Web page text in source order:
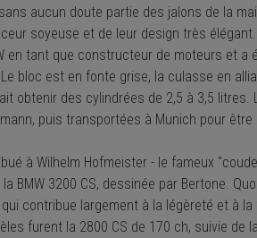
aucun doute partie des jalons de la
soyeuse et de leur design très
en tant que constructeur de moteurs et
bloc est en fonte grise, la culasse en
obtenir des cylindrées de 2,5 à 3,5
puis transportées à Munich pour
à Wilhelm Hofmeister - le fameux
BMW 3200 CS, dessinée par Bertone.
qui contribue largement à la légèreté et à
furent la 2800 CS de 170 ch, suivie de